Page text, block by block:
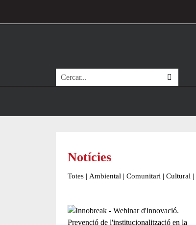
Cerca
Notícies
Totes | Ambiental | Comunitari | Cultural |